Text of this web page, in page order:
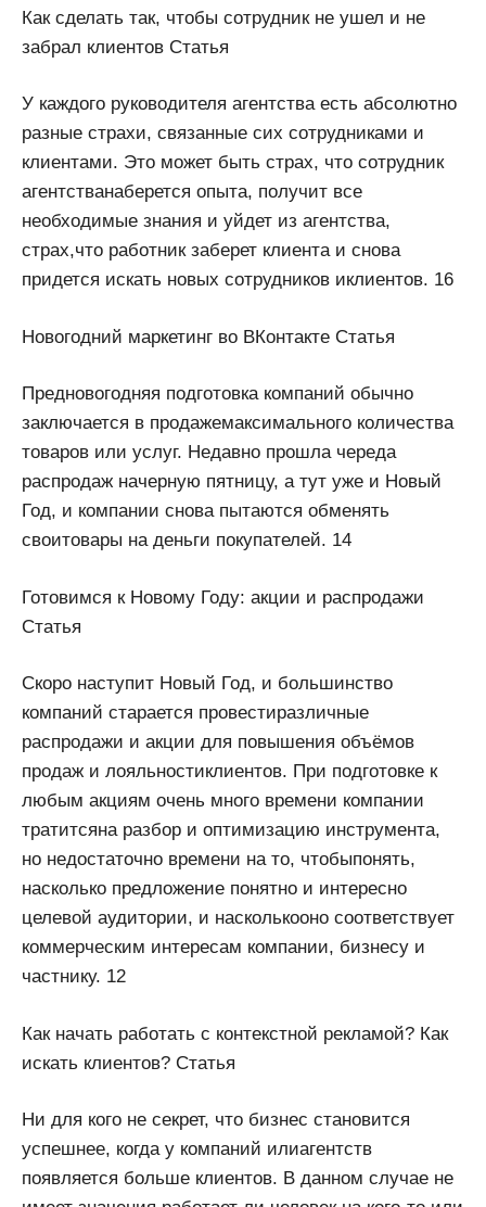
Как сделать так, чтобы сотрудник не ушел и не
забрал клиентов Статья
У каждого руководителя агентства есть абсолютно
разные страхи, связанные сих сотрудниками и
клиентами. Это может быть страх, что сотрудник
агентстванаберется опыта, получит все
необходимые знания и уйдет из агентства,
страх,что работник заберет клиента и снова
придется искать новых сотрудников иклиентов. 16
Новогодний маркетинг во ВКонтакте Статья
Предновогодняя подготовка компаний обычно
заключается в продажемаксимального количества
товаров или услуг. Недавно прошла череда
распродаж начерную пятницу, а тут уже и Новый
Год, и компании снова пытаются обменять
своитовары на деньги покупателей. 14
Готовимся к Новому Году: акции и распродажи
Статья
Скоро наступит Новый Год, и большинство
компаний старается провестиразличные
распродажи и акции для повышения объёмов
продаж и лояльностиклиентов. При подготовке к
любым акциям очень много времени компании
тратитсяна разбор и оптимизацию инструмента,
но недостаточно времени на то, чтобыпонять,
насколько предложение понятно и интересно
целевой аудитории, и насколькооно соответствует
коммерческим интересам компании, бизнесу и
частнику. 12
Как начать работать с контекстной рекламой? Как
искать клиентов? Статья
Ни для кого не секрет, что бизнес становится
успешнее, когда у компаний илиагентств
появляется больше клиентов. В данном случае не